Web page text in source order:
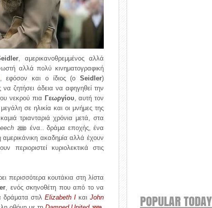
, αμερικανοθρεμμένος αλλά
αλλά πολύ κινηματογραφική
, εφόσον και ο ίδιος (οSeidler)
ζητήσει άδεια να αφηγηθεί την
νεκρού πια Γεωργίου, αυτή τον
σε ηλικία και οι μνήμες της
τριανταριά χρόνια μετά, στα
2010
ένα.. δράμα εποχής, ένα
ακαδημία αλλά έχουν
περιοριστεί κυριολεκτικά στις
περισσότερα κουτάκια στη λίστα
, ενός σκηνοθέτη που από το να
δράματα στιλ Elizabeth I και John
POPULAR TODAY